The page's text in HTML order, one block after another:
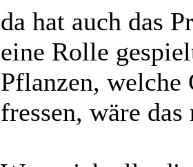
da hat auch das
eine Rolle
Pflanzen,
fressen, wäre